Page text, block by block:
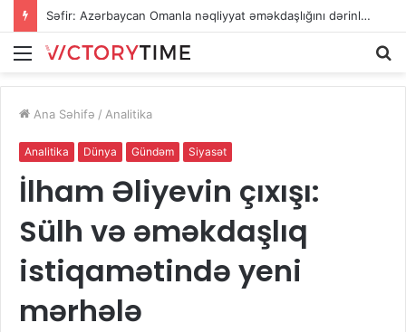
Səfir: Azərbaycan Omanla nəqliyyat əməkdaşlığını dərinləşdirməyə hazırdır
Menu
Ana Səhifə / Analitika
Analitika Dünya Gündəm Siyasət
İlham Əliyevin çıxışı:
Sülh və əməkdaşlıq
istiqamətində yeni
mərhələ